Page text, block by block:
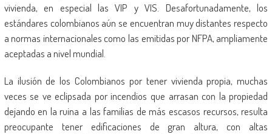
vivienda, en especial las VIP y VIS. Desafortunadamente, los
estándares colombianos aún se encuentran muy distantes respecto
a normas internacionales como las emitidas por NFPA, ampliamente
aceptadas a nivel mundial.
La ilusión de los Colombianos por tener vivienda propia, muchas
veces se ve eclipsada por incendios que arrasan con la propiedad
dejando en la ruina a las familias de más escasos recursos, resulta
preocupante tener edificaciones de gran altura, con altas